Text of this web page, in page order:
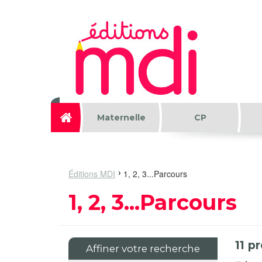
Maternelle CP
Éditions MDI 1, 2, 3...Parcours
1, 2, 3...Parcours
Affiner votre recherche
11